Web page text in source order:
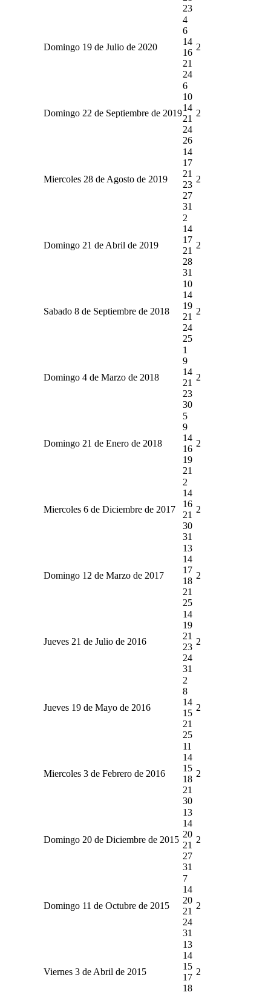
23
Domingo 19 de Julio de 2020
4
6
14
16
21
24
2
Domingo 22 de Septiembre de 2019
6
10
14
21
24
26
2
Miercoles 28 de Agosto de 2019
14
17
21
23
27
31
2
Domingo 21 de Abril de 2019
2
14
17
21
28
31
2
Sabado 8 de Septiembre de 2018
10
14
19
21
24
25
2
Domingo 4 de Marzo de 2018
1
9
14
21
23
30
2
Domingo 21 de Enero de 2018
5
9
14
16
19
21
2
Miercoles 6 de Diciembre de 2017
2
14
16
21
30
31
2
Domingo 12 de Marzo de 2017
13
14
17
18
21
25
2
Jueves 21 de Julio de 2016
14
19
21
23
24
31
2
Jueves 19 de Mayo de 2016
2
8
14
15
21
25
2
Miercoles 3 de Febrero de 2016
11
14
15
18
21
30
2
Domingo 20 de Diciembre de 2015
13
14
20
21
27
31
2
Domingo 11 de Octubre de 2015
7
14
20
21
24
31
2
Viernes 3 de Abril de 2015
13
14
15
17
18
2